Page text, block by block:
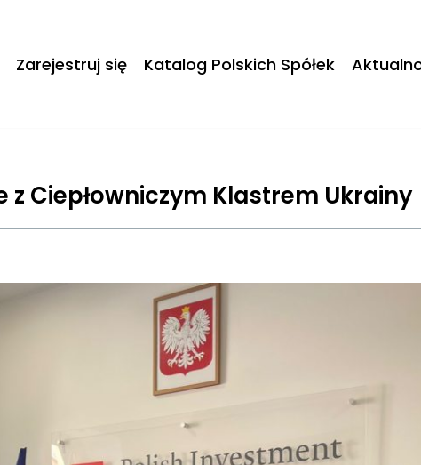
Zarejestruj się Katalog Polskich Spółek
z Ciepłowniczym Klastrem Ukrainy